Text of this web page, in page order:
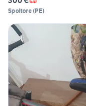
Spoltore(PE)